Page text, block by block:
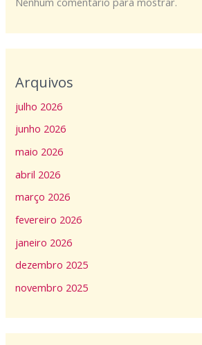
Arquivos
julho 2026
junho 2026
maio 2026
abril 2026
março 2026
fevereiro 2026
janeiro 2026
dezembro 2025
novembro 2025